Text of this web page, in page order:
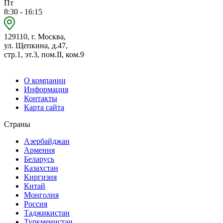
Пт
8:30 - 16:15
129110, г. Москва,
ул. Щепкина, д.47,
стр.1, эт.3, пом.II, ком.9
О компании
Информация
Контакты
Карта сайта
Страны
Азербайджан
Армения
Беларусь
Казахстан
Киргизия
Китай
Монголия
Россия
Таджикистан